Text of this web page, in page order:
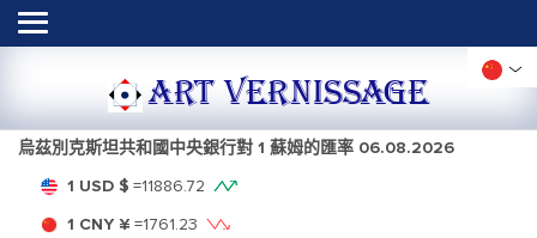
ART VERNISSAGE
烏茲別克斯坦共和國中央銀行對 1 蘇姆的匯率 06.08.2026
1 USD $ =11886.72
1 CNY ¥ =1761.23